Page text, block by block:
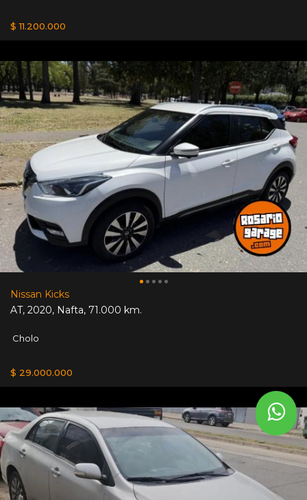
$ 11.200.000
Nissan Kicks
AT, 2020, Nafta, 71.000 km.
Cholo
$ 29.000.000